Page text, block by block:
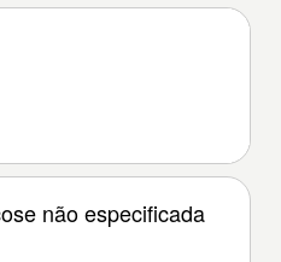
não especificada